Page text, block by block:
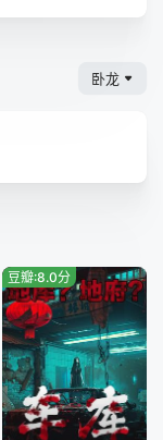
卧龙
豆瓣:8.0分